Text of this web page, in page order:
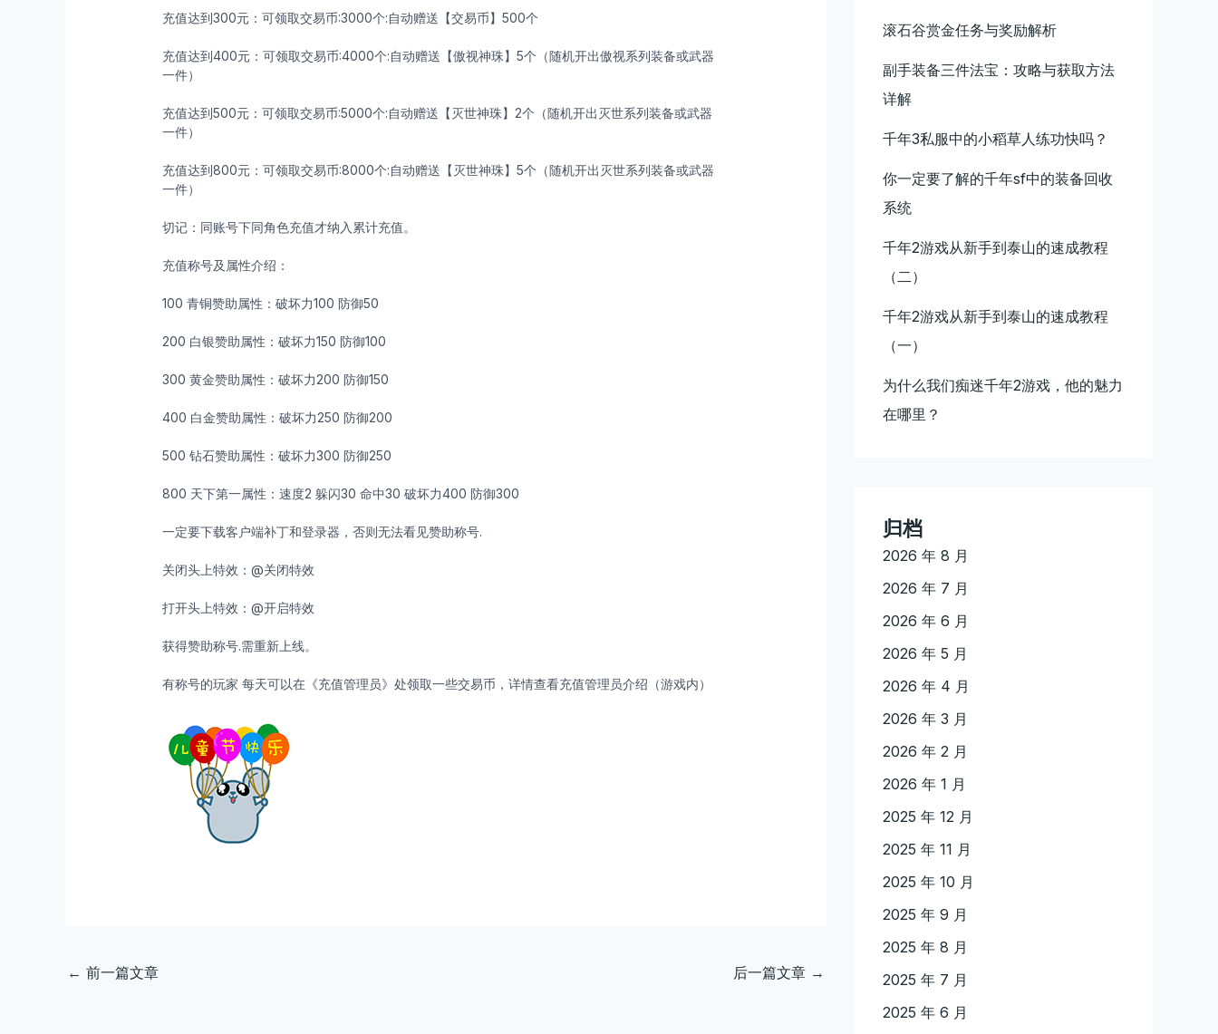
充值达到300元：可领取交易币:3000个:自动赠送【交易币】500个
充值达到400元：可领取交易币:4000个:自动赠送【傲视神珠】5个（随机开出傲视系列装备或武器
一件）
充值达到500元：可领取交易币:5000个:自动赠送【灭世神珠】2个（随机开出灭世系列装备或武器
一件）
充值达到800元：可领取交易币:8000个:自动赠送【灭世神珠】5个（随机开出灭世系列装备或武器
一件）
切记：同账号下同角色充值才纳入累计充值。
充值称号及属性介绍：
100 青铜赞助属性：破坏力100 防御50
200 白银赞助属性：破坏力150 防御100
300 黄金赞助属性：破坏力200 防御150
400 白金赞助属性：破坏力250 防御200
500 钻石赞助属性：破坏力300 防御250
800 天下第一属性：速度2 躲闪30 命中30 破坏力400 防御300
一定要下载客户端补丁和登录器，否则无法看见赞助称号.
关闭头上特效：@关闭特效
打开头上特效：@开启特效
获得赞助称号.需重新上线。
有称号的玩家 每天可以在《充值管理员》处领取一些交易币，详情查看充值管理员介绍（游戏内）
← 前一篇文章 后一篇文章 →
滚石谷赏金任务与奖励解析
副手装备三件法宝：攻略与获取方法
详解
千年3私服中的小稻草人练功快吗？
你一定要了解的千年sf中的装备回收
系统
千年2游戏从新手到泰山的速成教程
（二）
千年2游戏从新手到泰山的速成教程
（一）
为什么我们痴迷千年2游戏，他的魅力
在哪里？
归档
2026 年 8 月
2026 年 7 月
2026 年 6 月
2026 年 5 月
2026 年 4 月
2026 年 3 月
2026 年 2 月
2026 年 1 月
2025 年 12 月
2025 年 11 月
2025 年 10 月
2025 年 9 月
2025 年 8 月
2025 年 7 月
2025 年 6 月